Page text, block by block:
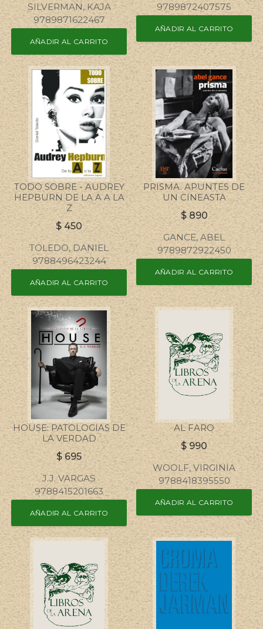
SILVERMAN, KAJA
9789871622467
AÑADIR AL CARRITO
9789872407575
AÑADIR AL CARRITO
TODO SOBRE - AUDREY
HEPBURN DE LA A A LA
Z
$450
TOLEDO, DANIEL
9788496423244
AÑADIR AL CARRITO
PRISMA. APUNTES DE
UN CINEASTA
$ 890
GANCE, ABEL
9789872922450
AÑADIR AL CARRITO
HOUSE: PATOLOGIAS DE
LA VERDAD
$695
J.J. VARGAS
9788415201663
AÑADIR AL CARRITO
AL FARO
$990
WOOLF, VIRGINIA
9788418395550
AÑADIR AL CARRITO